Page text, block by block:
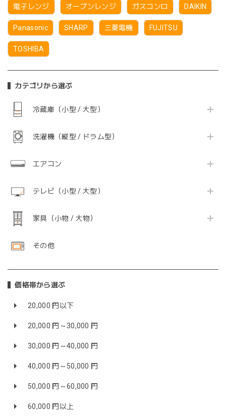
電子レンジ オーブンレンジ ガスコンロ DAIKIN
Panasonic SHARP 三菱電機 FUJITSU
TOSHIBA
カテゴリから選ぶ
冷蔵庫（小型 / 大型）
洗濯機（縦型 / ドラム型）
エアコン
テレビ（小型 / 大型）
家具（小物 / 大物）
その他
価格帯から選ぶ
20,000 円以下
20,000 円～30,000 円
30,000 円～40,000 円
40,000 円～50,000 円
50,000 円～60,000 円
60,000 円以上